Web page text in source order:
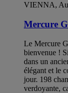
VIENNA,
Mercure
Le Mercure
bienvenue !
dans un
élégant et le
jour. 198
verdoyante,